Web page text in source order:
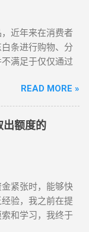
货政策进行退
，并把款项退回
东对退货有严格
会导致京东对账
过购买虚拟商品
些虚拟商品通常
成可以兑换的现
能会对高频的虚
...
信用卡，用户可
小直接关系到用
行购物，能够享
得它成为许多人
这些额度转化为
现"的问题。通过一
在不违反平台规
套现的几种方法
京东白条的额度
退款或者转售，
一些不想太过复
近年来在消费者
条进行购物、分
满足于仅仅通过
套现京东白条额
了解一些实用的方
并非难事，但也
下，可能会面临
们需要特别小
白条额度的方法
速获取现金。 1.
见的方式是通过
京东白条的额度
READ MORE »
出额度的
紧张时，能够快
验，我之前在提
和学习，我终于